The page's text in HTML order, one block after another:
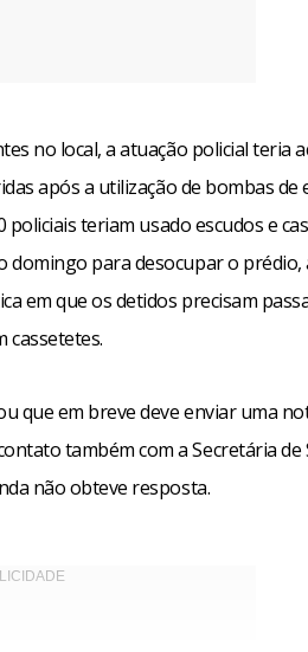
no local, a atuação policial teria
após a utilização de bombas
policiais teriam usado escudos e
domingo para desocupar o prédio,
em que os detidos precisam
cassetetes.
que em breve deve enviar uma
também com a Secretária de
não obteve resposta.